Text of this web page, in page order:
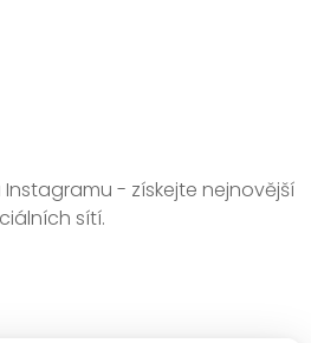
- získejte nejnovější
sítí.